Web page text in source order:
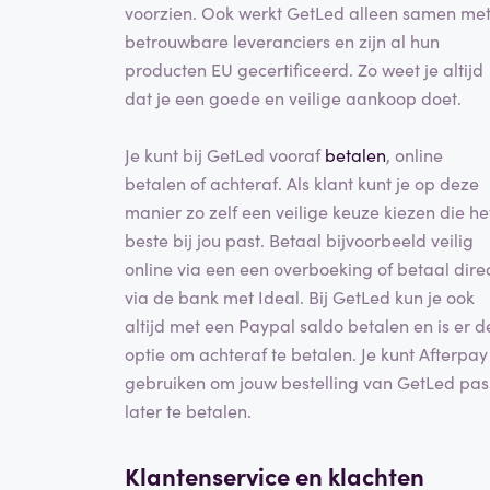
voorzien. Ook werkt GetLed alleen samen met
betrouwbare leveranciers en zijn al hun
producten EU gecertificeerd. Zo weet je altijd
dat je een goede en veilige aankoop doet.
Je kunt bij GetLed voorafbetalen, online
betalen of achteraf. Als klant kunt je op deze
manier zo zelf een veilige keuze kiezen die
beste bij jou past. Betaal bijvoorbeeld veilig
online via een een overboeking of betaal
via de bank met Ideal. Bij GetLed kun je ook
altijd met een Paypal saldo betalen en is er
optie om achteraf te betalen. Je kunt Afterpay
gebruiken om jouw bestelling van GetLed pas
later te betalen.
Klantenservice en klachten